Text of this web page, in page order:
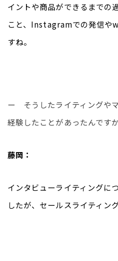
イントや商品ができるまでの
こと、Instagramでの発信や
すね。
ー　そうしたライティングや
経験したことがあったんです
藤岡：
インタビューライティングに
したが、セールスライティン